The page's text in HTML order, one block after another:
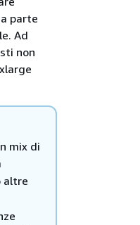
parte
Ad
non
mix di
altre